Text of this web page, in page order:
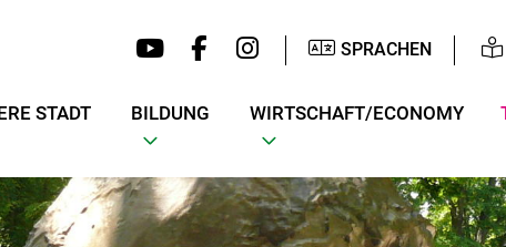
SPRACHEN
STADT BILDUNG WIRTSCHAFT/ECONOMY